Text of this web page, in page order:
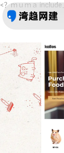
<？ｍｕｍａ